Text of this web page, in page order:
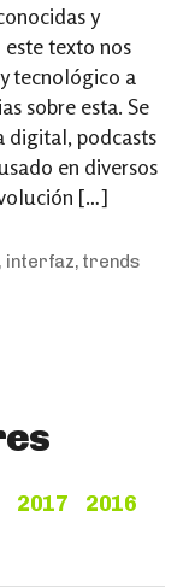
y
texto nos
tecnológico a
sobre esta. Se
digital, podcasts
en diversos
[…]
, interfaz, trends
2017
2016